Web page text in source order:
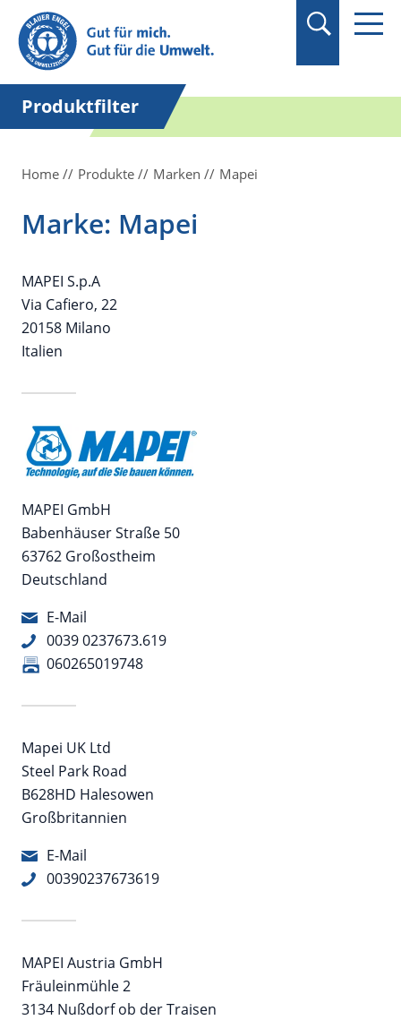
Suchbegriff in
Anführungszeichen
setzen.
Produktfilter
Home Produkte Marken Mapei
Marke: Mapei
MAPEI S.p.A
Via Cafiero, 22
20158 Milano
Italien
MAPEI GmbH
Babenhäuser Straße 50
63762 Großostheim
Deutschland
E-Mail
0039 0237673.619
060265019748
Mapei UK Ltd
Steel Park Road
B628HD Halesowen
Großbritannien
E-Mail
00390237673619
MAPEI Austria GmbH
Fräuleinmühle 2
3134 Nußdorf ob der Traisen